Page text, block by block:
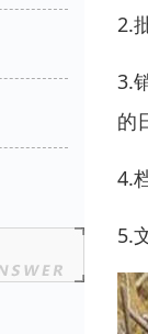
2.
3.
的
4.
5.